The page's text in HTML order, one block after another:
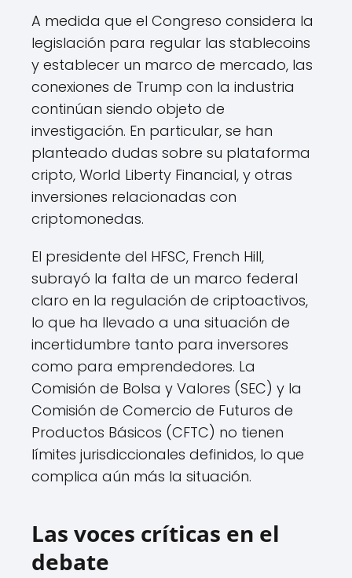
A medida que el Congreso considera la
legislación para regular las stablecoins
y establecer un marco de mercado, las
conexiones de Trump con la industria
continúan siendo objeto de
investigación. En particular, se han
planteado dudas sobre su plataforma
cripto, World Liberty Financial, y otras
inversiones relacionadas con
criptomonedas.
El presidente del HFSC, French Hill,
subrayó la falta de un marco federal
claro en la regulación de criptoactivos,
lo que ha llevado a una situación de
incertidumbre tanto para inversores
como para emprendedores. La
Comisión de Bolsa y Valores (SEC) y la
Comisión de Comercio de Futuros de
Productos Básicos (CFTC) no tienen
límites jurisdiccionales definidos, lo que
complica aún más la situación.
Las voces críticas en el
debate